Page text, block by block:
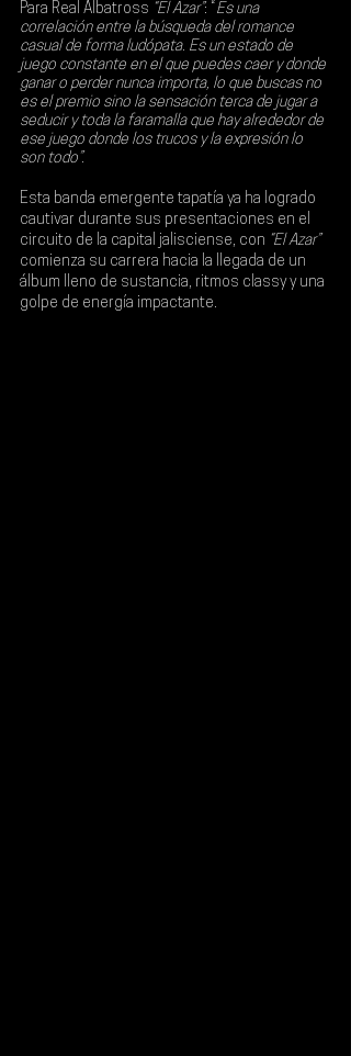
Para Real Albatross “El Azar”: “ Es una
correlación entre la búsqueda del romance
casual de forma ludópata. Es un estado de
juego constante en el que puedes caer y donde
ganar o perder nunca importa, lo que buscas no
es el premio sino la sensación terca de jugar a
seducir y toda la faramalla que hay alrededor de
ese juego donde los trucos y la expresión lo
son todo”.
Esta banda emergente tapatía ya ha logrado
cautivar durante sus presentaciones en el
circuito de la capital jalisciense, con “El Azar”
comienza su carrera hacia la llegada de un
álbum lleno de sustancia, ritmos classy y una
golpe de energía impactante.